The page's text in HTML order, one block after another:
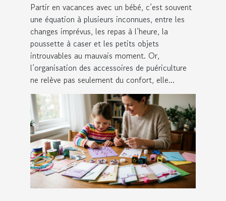
puériculture ?
Partir en vacances avec un bébé, c’est souvent
une équation à plusieurs inconnues, entre les
changes imprévus, les repas à l’heure, la
poussette à caser et les petits objets
introuvables au mauvais moment. Or,
l’organisation des accessoires de puériculture
ne relève pas seulement du confort, elle...